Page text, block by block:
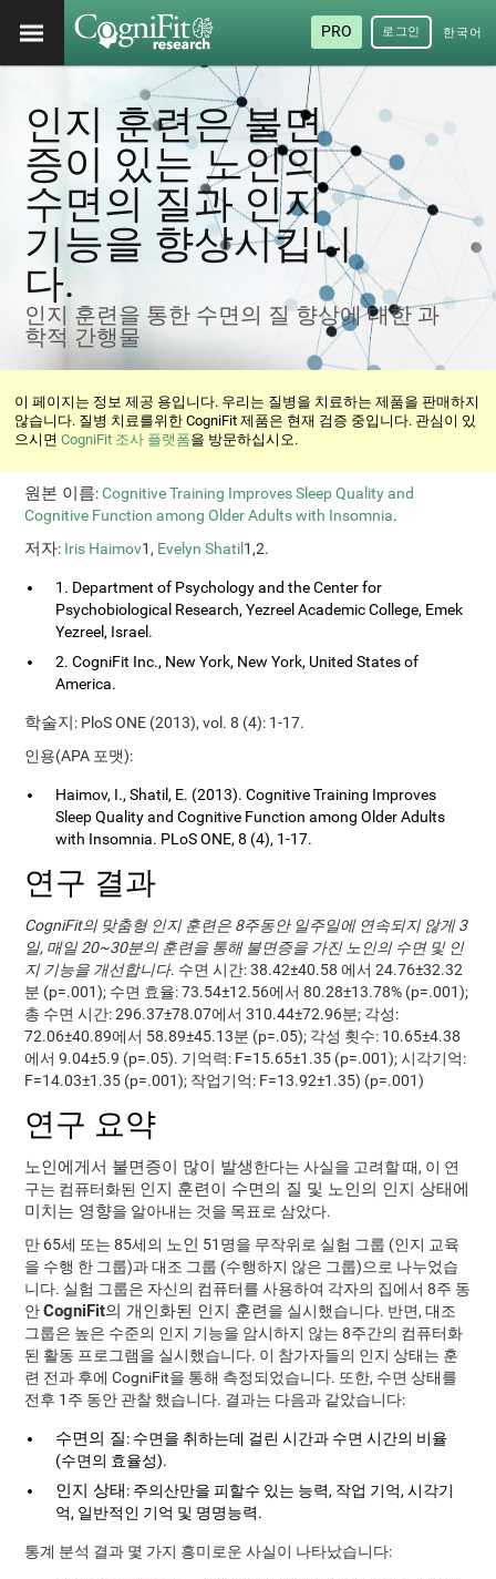
PRO 한국어
/ 韓國
로그인
인지 훈련은 불면
증이 있는 노인의
수면의 질과 인지
기능을 향상시킵니
다.
인지 훈련을 통한 수면의 질 향상에 대한 과
학적 간행물
이 페이지는 정보 제공 용입니다. 우리는 질병을 치료하는 제품을 판매하지
않습니다. 질병 치료를위한 CogniFit 제품은 현재 검증 중입니다. 관심이 있
으시면CogniFit 조사 플랫폼을 방문하십시오.
원본 이름:Cognitive Training Improves Sleep Quality and
Cognitive Function among Older Adults with Insomnia.
저자: Iris Haimov1, Evelyn Shatil 1,2.
1. Department of Psychology and the Center for
Psychobiological Research, Yezreel Academic College, Emek
Yezreel, Israel.
2. CogniFit Inc., New York, New York, United States of
America.
학술지: PloS ONE (2013), vol. 8 (4): 1-17.
인용(APA 포맷):
Haimov, I., Shatil, E. (2013). Cognitive Training Improves
Sleep Quality and Cognitive Function among Older Adults
with Insomnia. PLoS ONE, 8 (4), 1-17.
연구 결과
CogniFit의 맞춤형 인지 훈련은 8주동안 일주일에 연속되지 않게 3
일, 매일 20~30분의 훈련을 통해 불면증을 가진 노인의 수면 및 인
지 기능을 개선합니다. 수면 시간: 38.42±40.58 에서 24.76±32.32
분 (p=.001); 수면 효율: 73.54±12.56에서 80.28±13.78% (p=.001);
총 수면 시간: 296.37±78.07에서 310.44±72.96분; 각성:
72.06±40.89에서 58.89±45.13분 (p=.05); 각성 횟수: 10.65±4.38
에서 9.04±5.9 (p=.05). 기억력: F=15.65±1.35 (p=.001); 시각기억:
F=14.03±1.35 (p=.001); 작업기억: F=13.92±1.35) (p=.001)
연구 요약
노인에게서 불면증이 많이 발생한다는 사실을 고려할 때, 이 연
구는 컴퓨터화된 인지 훈련이 수면의 질 및 노인의 인지 상태에
미치는 영향을 알아내는 것을 목표로 삼았다.
만 65세 또는 85세의 노인 51명을 무작위로 실험 그룹 (인지 교육
을 수행 한 그룹)과 대조 그룹 (수행하지 않은 그룹)으로 나누었습
니다. 실험 그룹은 자신의 컴퓨터를 사용하여 각자의 집에서 8주 동
안CogniFit의 개인화된 인지 훈련을 실시했습니다. 반면, 대조
그룹은 높은 수준의 인지 기능을 암시하지 않는 8주간의 컴퓨터화
된 활동 프로그램을 실시했습니다. 이 참가자들의 인지 상태는 훈
련 전과 후에 CogniFit을 통해 측정되었습니다. 또한, 수면 상태를
전후 1주 동안 관찰 했습니다. 결과는 다음과 같았습니다:
수면의 질: 수면을 취하는데 걸린 시간과 수면 시간의 비율
(수면의 효율성).
인지 상태: 주의산만을 피할수 있는 능력, 작업 기억, 시각기
억, 일반적인 기억 및 명명능력.
통계 분석 결과 몇 가지 흥미로운 사실이 나타났습니다: